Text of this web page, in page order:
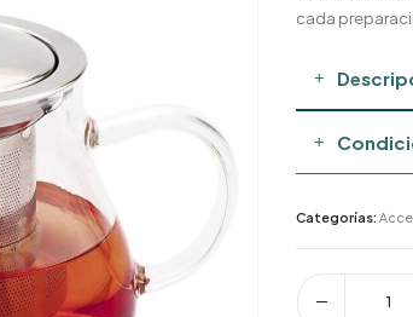
cada
Categorías: